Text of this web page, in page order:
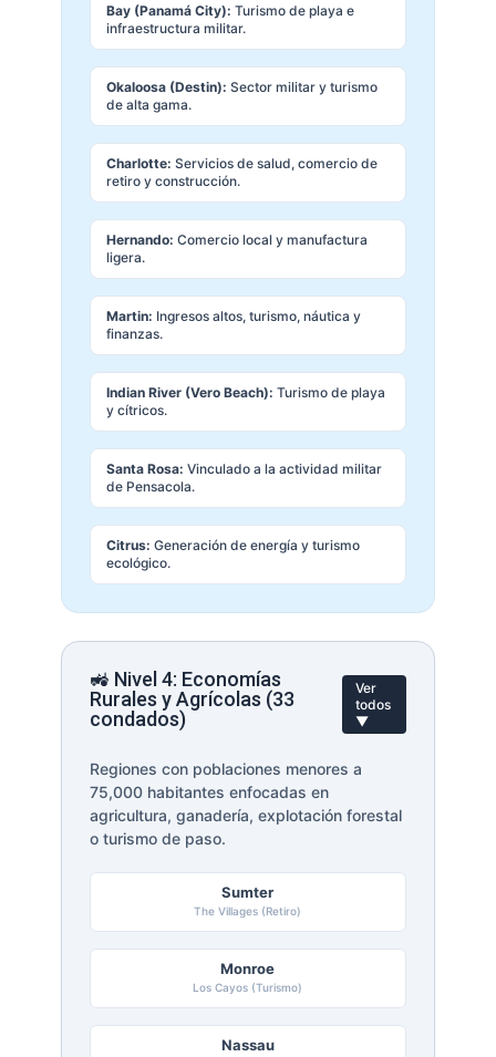
Bay (Panamá City): Turismo de playa e
infraestructura militar.
Okaloosa (Destin): Sector militar y turismo
de alta gama.
Charlotte: Servicios de salud, comercio de
retiro y construcción.
Hernando: Comercio local y manufactura
ligera.
Martin: Ingresos altos, turismo, náutica y
finanzas.
Indian River (Vero Beach): Turismo de playa
y cítricos.
Santa Rosa: Vinculado a la actividad militar
de Pensacola.
Citrus: Generación de energía y turismo
ecológico.
🚜 Nivel 4: Economías
Rurales y Agrícolas (33
condados)
Ver
todos
▼
Regiones con poblaciones menores a
75,000 habitantes enfocadas en
agricultura, ganadería, explotación forestal
o turismo de paso.
Sumter
The Villages (Retiro)
Monroe
Los Cayos (Turismo)
Nassau